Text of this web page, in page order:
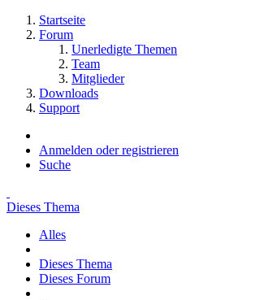
Startseite
Forum
Unerledigte Themen
Team
Mitglieder
Downloads
Support
Anmelden oder registrieren
Suche
Dieses Thema
Alles
Dieses Thema
Dieses Forum